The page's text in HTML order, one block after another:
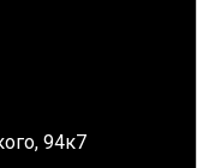
94к7